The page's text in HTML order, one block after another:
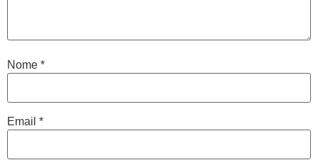
Nome *
Email *